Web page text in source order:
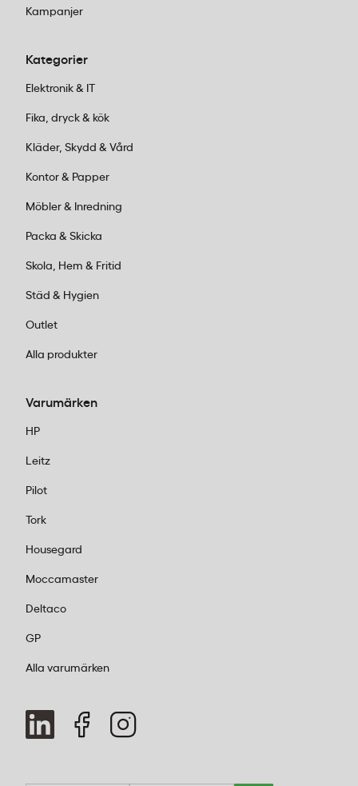
Kampanjer
Kategorier
Elektronik & IT
Fika, dryck & kök
Kläder, Skydd & Vård
Kontor & Papper
Möbler & Inredning
Packa & Skicka
Skola, Hem & Fritid
Städ & Hygien
Outlet
Alla produkter
Varumärken
HP
Leitz
Pilot
Tork
Housegard
Moccamaster
Deltaco
GP
Alla varumärken